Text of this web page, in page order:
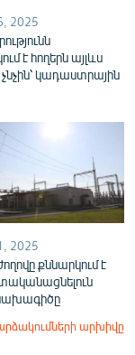
2025
է հողերն այլևս
կադաստրային
2025
քննարկում է
արխիվը